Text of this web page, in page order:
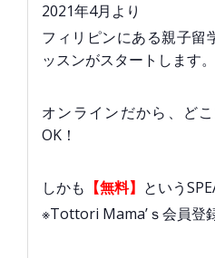
2021年4月より
フィリピンにある親子留
ッスンがスタートします。
オンラインだから、ど
OK！
しかも 【無料】 という
※Tottori Mama’ｓ会員登